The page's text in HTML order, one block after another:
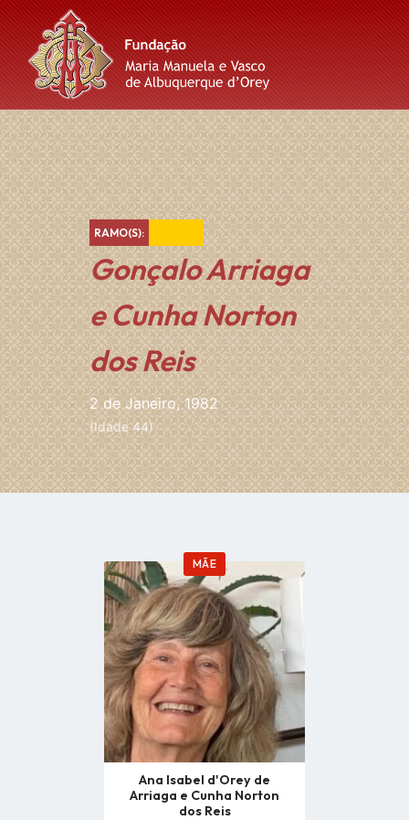
Skip
to
content
Skip
to
main
navigation
Skip
to
footer
Gonçalo Arriaga
e Cunha Norton
dos Reis
2 de Janeiro, 1982
(Idade 44)
RAMO(S): Amarelo
MÃE
Go
to
profile
page
Ana Isabel d'Orey de
Arriaga e Cunha Norton
dos Reis